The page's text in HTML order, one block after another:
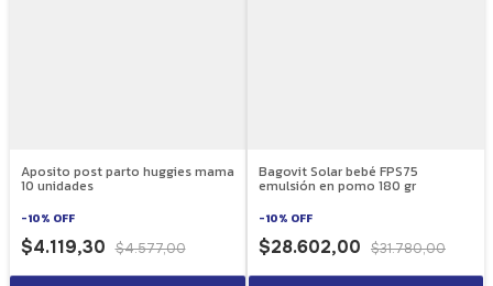
Aposito post parto huggies mama
10 unidades
-10% OFF
$4.119,30 $4.577,00
Bagovit Solar bebé FPS75
emulsión en pomo 180 gr
-10% OFF
$28.602,00 $31.780,00